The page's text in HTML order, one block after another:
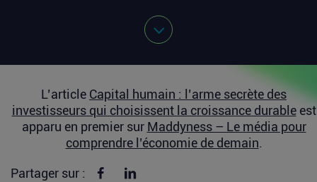
L’article Capital humain : l’arme secrète des
investisseurs qui choisissent la croissance durableest
apparu en premier sur Maddyness – Le média pour
comprendre l’économie de demain.
Partager sur : Partager sur Facebook